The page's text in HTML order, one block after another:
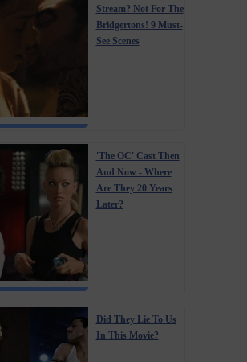
Stream? Not For The
Bridgertons! 9 Must-
See Scenes
'The OC' Cast Then
And Now - Where
Are They 20 Years
Later?
Did They Lie To Us
In This Movie?